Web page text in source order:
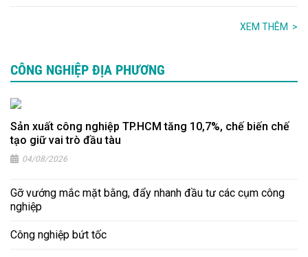
XEM THÊM >
CÔNG NGHIỆP ĐỊA PHƯƠNG
Sản xuất công nghiệp TP.HCM tăng 10,7%, chế biến chế
tạo giữ vai trò đầu tàu
04/08/2026
Gỡ vướng mắc mặt bằng, đẩy nhanh đầu tư các cụm công
nghiệp
Công nghiệp bứt tốc